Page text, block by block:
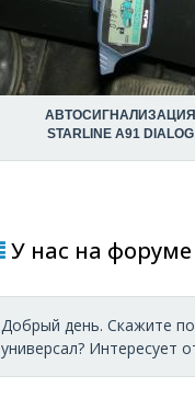
АВТОСИГНАЛИЗАЦИЯ
STARLINE A91 DIALOG
У нас на форуме
Добрый день. Скажите
универсал? Интересует